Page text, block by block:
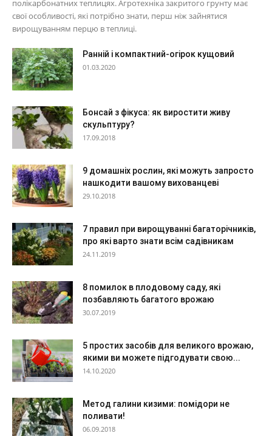
полікарбонатних теплицях. Агротехніка закритого грунту має
свої особливості, які потрібно знати, перш ніж зайнятися
вирощуванням перцю в теплиці.
Ранній і компактний-огірок кущовий
01.03.2020
Бонсай з фікуса: як виростити живу
скульптуру?
17.09.2018
9 домашніх рослин, які можуть запросто
нашкодити вашому вихованцеві
29.10.2018
7 правил при вирощуванні багаторічників,
про які варто знати всім садівникам
24.11.2019
8 помилок в плодовому саду, які
позбавляють багатого врожаю
30.07.2019
5 простих засобів для великого врожаю,
якими ви можете підгодувати свою...
14.10.2020
Метод галини кизими: помідори не
поливати!
06.09.2018